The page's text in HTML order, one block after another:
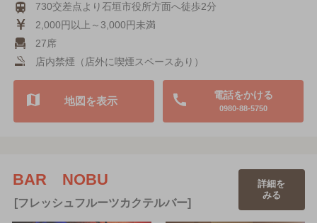
730交差点より石垣市役所方面へ徒歩2分
2,000円以上～3,000円未満
27席
店内禁煙（店外に喫煙スペースあり）
電話をかける
0980-88-5750
地図を表示
BAR NOBU
[フレッシュフルーツカクテルバー]
詳細を
みる